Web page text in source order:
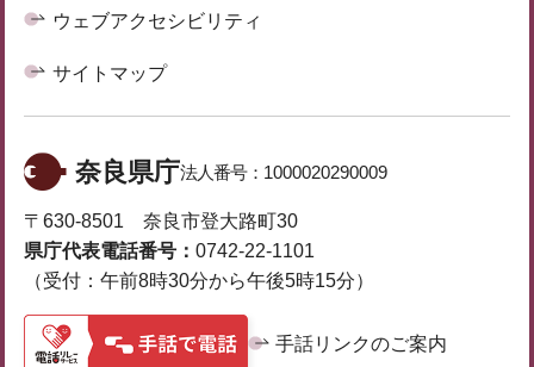
ウェブアクセシビリティ
サイトマップ
奈良県庁法人番号： 1000020290009
〒630-8501 奈良市登大路町30
県庁代表電話番号： 0742-22-1101
（受付：午前8時30分から午後5時15分）
手話リンクのご案内